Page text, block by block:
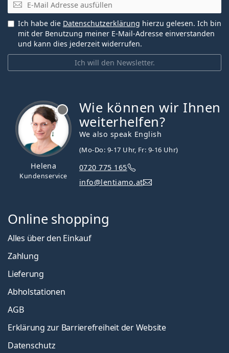
Ich will den Newsletter.
Ich habe die Datenschutzerklärung hierzu gelesen. Ich bin
mit der Benutzung meiner E-Mail-Adresse einverstanden
und kann dies jederzeit widerrufen.
Helena
Kundenservice
Wie können wir Ihnen
weiterhelfen?
We also speak English
(Mo-Do: 9-17 Uhr, Fr: 9-16 Uhr)
0720 775 165
info@lentiamo.at
Online shopping
Alles über den Einkauf
Zahlung
Lieferung
Abholstationen
AGB
Erklärung zur Barrierefreiheit der Website
Datenschutz